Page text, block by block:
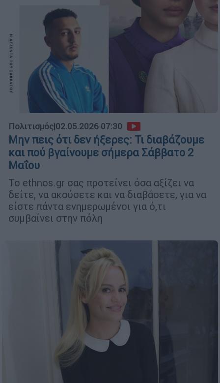
Πολιτισμός|02.05.2026 07:30
Μην πεις ότι δεν ήξερες: Τι διαβάζουμε
και πού βγαίνουμε σήμερα Σάββατο 2
Μαΐου
Το ethnos.gr σας προτείνει όσα αξίζει να
δείτε, να ακούσετε και να διαβάσετε, για να
είστε πάντα ενημερωμένοι για ό,τι
συμβαίνει στην πόλη